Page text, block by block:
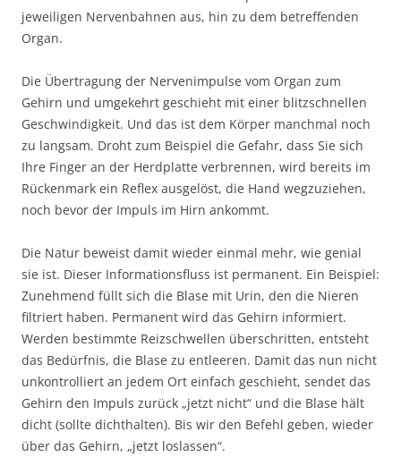
jeweiligen Nervenbahnen aus, hin zu dem betreffenden
Organ.
Die Übertragung der Nervenimpulse vom Organ zum
Gehirn und umgekehrt geschieht mit einer blitzschnellen
Geschwindigkeit. Und das ist dem Körper manchmal noch
zu langsam. Droht zum Beispiel die Gefahr, dass Sie sich
Ihre Finger an der Herdplatte verbrennen, wird bereits im
Rückenmark ein Reflex ausgelöst, die Hand wegzuziehen,
noch bevor der Impuls im Hirn ankommt.
Die Natur beweist damit wieder einmal mehr, wie genial
sie ist. Dieser Informationsfluss ist permanent. Ein Beispiel:
Zunehmend füllt sich die Blase mit Urin, den die Nieren
filtriert haben. Permanent wird das Gehirn informiert.
Werden bestimmte Reizschwellen überschritten, entsteht
das Bedürfnis, die Blase zu entleeren. Damit das nun nicht
unkontrolliert an jedem Ort einfach geschieht, sendet das
Gehirn den Impuls zurück „jetzt nicht“ und die Blase hält
dicht (sollte dichthalten). Bis wir den Befehl geben, wieder
über das Gehirn, „jetzt loslassen“.